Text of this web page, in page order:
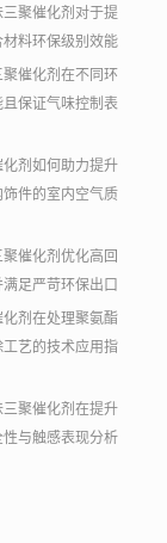
聚催化剂对于提
料环保级别效能
催化剂在不同环
保证气味控制表
剂如何助力提升
件的室内空气质
催化剂优化高回
足严苛环保出口
剂在处理聚氨酯
艺的技术应用指
聚催化剂在提升
与触感表现分析